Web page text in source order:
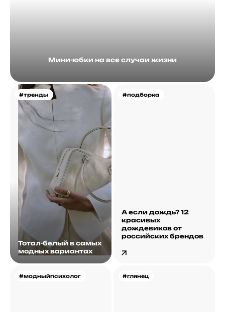
Мини-юбки на все случаи жизни
#тренды
Тотал-белый в самых
модных вариантах
#подборка
А если дождь? 12
красивых
дождевиков от
российских брендов
#модныйпсихолог #глянец